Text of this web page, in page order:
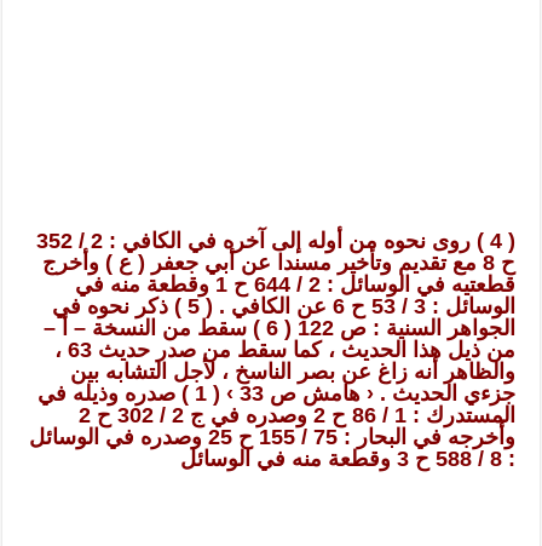
( 4 ) روى نحوه من أوله إلى آخره في الكافي : 2 / 352
ح 8 مع تقديم وتأخير مسندا عن أبي جعفر ( ع ) وأخرج
قطعتيه في الوسائل : 2 / 644 ح 1 وقطعة منه في
الوسائل : 3 / 53 ح 6 عن الكافي . ( 5 ) ذكر نحوه في
الجواهر السنية : ص 122 ( 6 ) سقط من النسخة – أ –
من ذيل هذا الحديث ، كما سقط من صدر حديث 63 ،
والظاهر أنه زاغ عن بصر الناسخ ، لأجل التشابه بين
جزءي الحديث . ‹ هامش ص 33 › ( 1 ) صدره وذيله في
المستدرك : 1 / 86 ح 2 وصدره في ج 2 / 302 ح 2
وأخرجه في البحار : 75 / 155 ح 25 وصدره في الوسائل
: 8 / 588 ح 3 وقطعة منه في الوسائل